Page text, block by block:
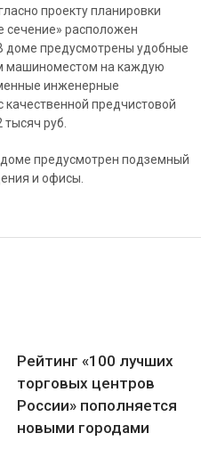
проекту планировки
сечение» расположен
доме предусмотрены удобные
машиноместом на каждую
инженерные
предчистовой
руб.
предусмотрен подземный
и офисы.
Рейтинг «100 лучших
торговых центров
России» пополняется
новыми городами